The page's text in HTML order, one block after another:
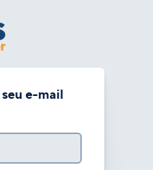
e-mail